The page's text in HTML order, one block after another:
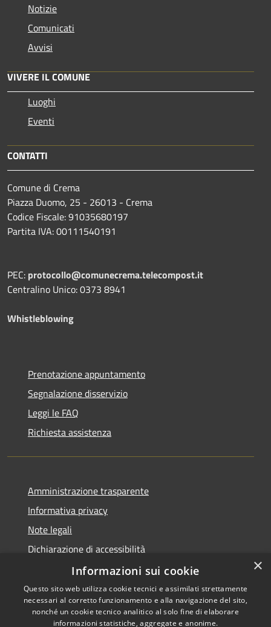
Notizie
Comunicati
Avvisi
VIVERE IL COMUNE
Luoghi
Eventi
CONTATTI
Comune di Crema
Piazza Duomo, 25 - 26013 - Crema
Codice Fiscale: 91035680197
Partita IVA: 00111540191
PEC: protocollo@comunecrema.telecompost.it
Centralino Unico: 0373 8941
Whistleblowing
Prenotazione appuntamento
Segnalazione disservizio
Leggi le FAQ
Richiesta assistenza
Amministrazione trasparente
Informativa privacy
Note legali
Dichiarazione di accessibilità
Piano di miglioramento dei servizi
×
Informazioni sui cookie
Questo sito web utilizza cookie tecnici e assimilati strettamente
necessari al corretto funzionamento e alla navigazione del sito,
nonché un cookie tecnico analitico al solo fine di elaborare
informazioni statistiche, aggregate e anonime.